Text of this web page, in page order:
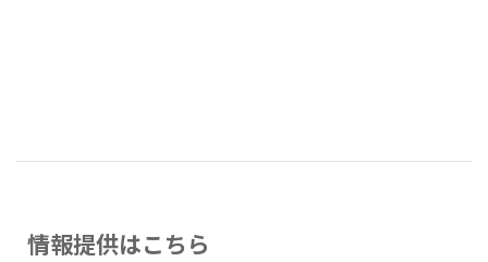
情報提供はこちら